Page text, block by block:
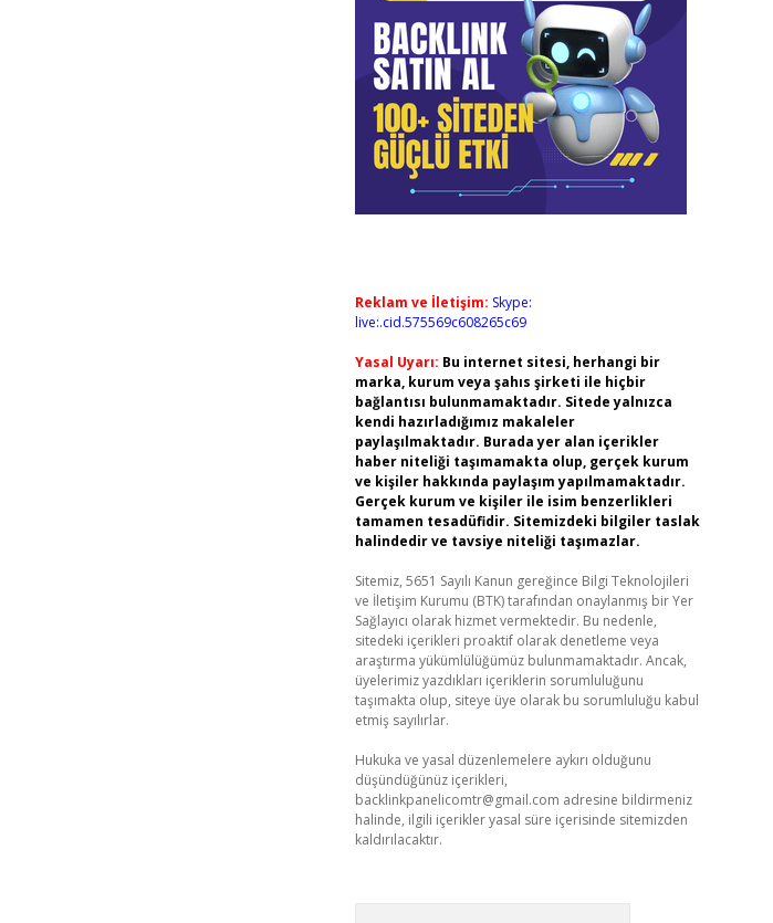
Reklam ve İletişim: Skype:
live:.cid.575569c608265c69
Yasal Uyarı: Bu internet sitesi, herhangi bir
marka, kurum veya şahıs şirketi ile hiçbir
bağlantısı bulunmamaktadır. Sitede yalnızca
kendi hazırladığımız makaleler
paylaşılmaktadır. Burada yer alan içerikler
haber niteliği taşımamakta olup, gerçek kurum
ve kişiler hakkında paylaşım yapılmamaktadır.
Gerçek kurum ve kişiler ile isim benzerlikleri
tamamen tesadüfidir. Sitemizdeki bilgiler taslak
halindedir ve tavsiye niteliği taşımazlar.
Sitemiz, 5651 Sayılı Kanun gereğince Bilgi Teknolojileri
ve İletişim Kurumu (BTK) tarafından onaylanmış bir Yer
Sağlayıcı olarak hizmet vermektedir. Bu nedenle,
sitedeki içerikleri proaktif olarak denetleme veya
araştırma yükümlülüğümüz bulunmamaktadır. Ancak,
üyelerimiz yazdıkları içeriklerin sorumluluğunu
taşımakta olup, siteye üye olarak bu sorumluluğu kabul
etmiş sayılırlar.
Hukuka ve yasal düzenlemelere aykırı olduğunu
düşündüğünüz içerikleri,
backlinkpanelicomtr@gmail.com adresine bildirmeniz
halinde, ilgili içerikler yasal süre içerisinde sitemizden
kaldırılacaktır.